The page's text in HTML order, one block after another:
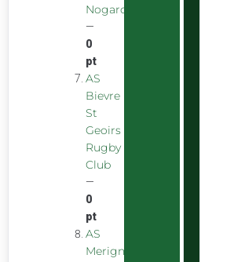
Nogarolienne
—
0
pt
AS
Bievre
St
Geoirs
Rugby
Club
—
0
pt
AS
Merignac